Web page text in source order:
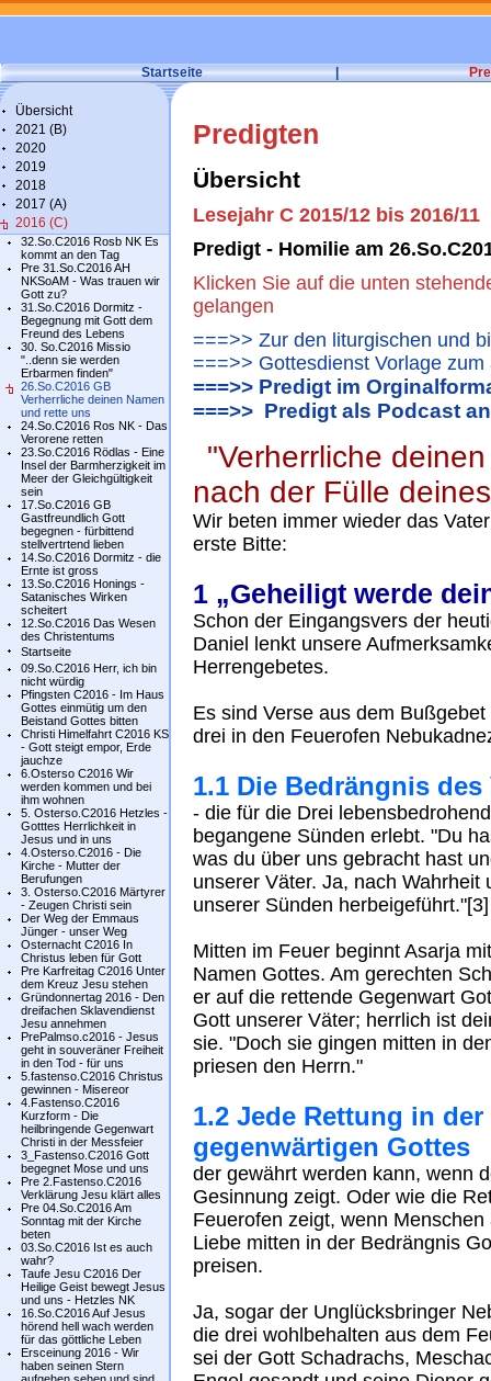
Startseite |
Übersicht
2021 (B)
2020
2019
2018
2017 (A)
2016 (C)
32.So.C2016 Rosb NK Es
kommt an den Tag
Pre 31.So.C2016 AH
NKSoAM - Was trauen wir
Gott zu?
31.So.C2016 Dormitz -
Begegnung mit Gott dem
Freund des Lebens
30. So.C2016 Missio
"..denn sie werden
Erbarmen finden"
26.So.C2016 GB
Verherrliche deinen Namen
und rette uns
24.So.C2016 Ros NK - Das
Verorene retten
23.So.C2016 Rödlas - Eine
Insel der Barmherzigkeit im
Meer der Gleichgültigkeit
sein
17.So.C2016 GB
Gastfreundlich Gott
begegnen - fürbittend
stellvertrtend lieben
14.So.C2016 Dormitz - die
Ernte ist gross
13.So.C2016 Honings -
Satanisches Wirken
scheitert
12.So.C2016 Das Wesen
des Christentums
Startseite
09.So.C2016 Herr, ich bin
nicht würdig
Pfingsten C2016 - Im Haus
Gottes einmütig um den
Beistand Gottes bitten
Christi Himelfahrt C2016 KS
- Gott steigt empor, Erde
jauchze
6.Osterso C2016 Wir
werden kommen und bei
ihm wohnen
5. Osterso.C2016 Hetzles -
Gotttes Herrlichkeit in
Jesus und in uns
4.Osterso.C2016 - Die
Kirche - Mutter der
Berufungen
3. Osterso.C2016 Märtyrer
- Zeugen Christi sein
Der Weg der Emmaus
Jünger - unser Weg
Osternacht C2016 In
Christus leben für Gott
Pre Karfreitag C2016 Unter
dem Kreuz Jesu stehen
Gründonnertag 2016 - Den
dreifachen Sklavendienst
Jesu annehmen
PrePalmso.c2016 - Jesus
geht in souveräner Freiheit
in den Tod - für uns
5.fastenso.C2016 Christus
gewinnen - Misereor
4.Fastenso.C2016
Kurzform - Die
heilbringende Gegenwart
Christi in der Messfeier
3_Fastenso.C2016 Gott
begegnet Mose und uns
Pre 2.Fastenso.C2016
Verklärung Jesu klärt alles
Pre 04.So.C2016 Am
Sonntag mit der Kirche
beten
03.So.C2016 Ist es auch
wahr?
Taufe Jesu C2016 Der
Heilige Geist bewegt Jesus
und uns - Hetzles NK
16.So.C2016 Auf Jesus
hörend hell wach werden
für das göttliche Leben
Ersceinung 2016 - Wir
haben seinen Stern
Predigten
Übersicht
Lesejahr C 2015/12 bis 2016/11
Predigt - Homilie am
Klicken Sie auf die unten
gelangen
===>> Zur den liturgischen und
===>> Gottesdienst Vorlage
===>> Predigt im
===>> Predigt als Podcast
"Verherrliche
nach der Fülle
Wir beten immer wieder das
erste Bitte:
1 „Geheiligt werde
Schon der Eingangsvers der
Daniel lenkt unsere
Herrengebetes.
Es sind Verse aus dem
drei in den Feuerofen
1.1 Die Bedrängnis
- die für die Drei
begangene Sünden erlebt. "Du
was du über uns gebracht hast
unserer Väter. Ja, nach
unserer Sünden herbeigeführt."[3]
Mitten im Feuer beginnt Asarja
Namen Gottes. Am gerechten
er auf die rettende Gegenwart
Gott unserer Väter; herrlich ist
sie. "Doch sie gingen mitten in
priesen den Herrn."
1.2 Jede Rettung in
gegenwärtigen Gottes
der gewährt werden kann, wenn
Gesinnung zeigt. Oder wie die
Feuerofen zeigt, wenn
Liebe mitten in der Bedrängnis
preisen.
Ja, sogar der Unglücksbringer
die drei wohlbehalten aus dem
sei der Gott Schadrachs,